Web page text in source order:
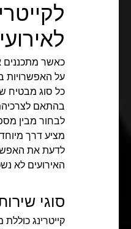
כאשר מתכננים
על האפשרויות
כל סוג מבטיח
בהתאם
לבחור מבין
מציע דרך
לדעת את
האירועים לא
סוגי
קייטרינג כוללת